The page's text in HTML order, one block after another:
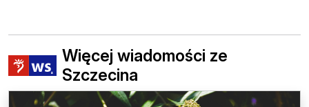
Więcej wiadomości ze
Szczecina